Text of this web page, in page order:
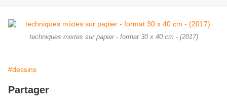
techniques mixtes sur papier - format 30 x 40 cm - (2017)
#dessins
Partager